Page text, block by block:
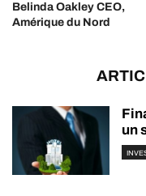
Belinda Oakley CEO,
Amérique du Nord
un